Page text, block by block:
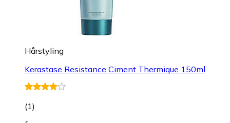
Hårstyling
Kerastase Resistance Ciment Thermique 150ml
(1)